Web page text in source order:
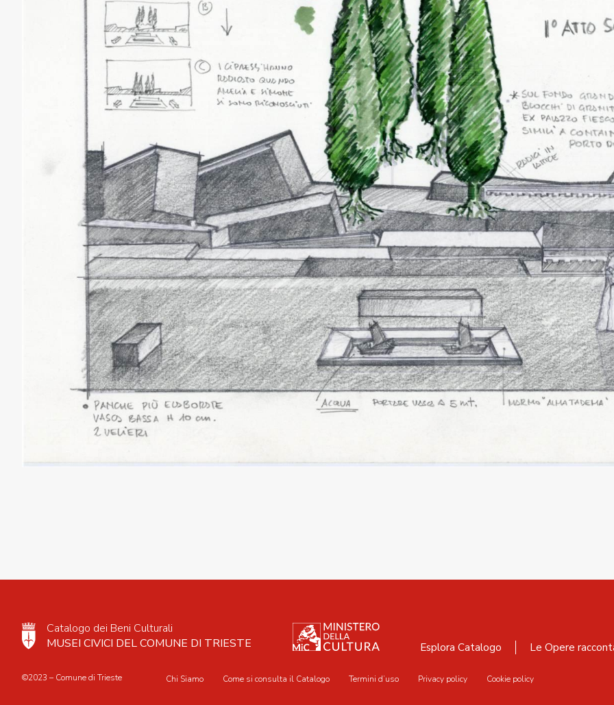
Catalogo dei Beni Culturali
MUSEI CIVICI DEL COMUNE DI TRIESTE
Esplora Catalogo Le Opere
©2023 – Comune di Trieste Chi Siamo Come si consulta il Catalogo Termini d’uso Privacy policy Cookie policy